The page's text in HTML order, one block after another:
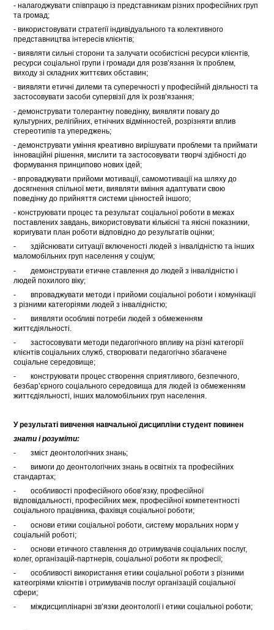
- налагоджувати співпрацю із представникам різних професійних груп
та громад;
- використовувати стратегії індивідуального та колективного
представництва інтересів клієнтів;
- виявляти сильні сторони та залучати особистісні ресурси клієнтів,
ресурси соціальної групи і громади для розв’язання їх проблем,
виходу зі складних життєвих обставин;
- виявляти етичні дилеми та суперечності у професійній діяльності та
застосовувати засоби супервізії для їх розв’язання;
- демонструвати толерантну поведінку, виявляти повагу до
культурних, релігійних, етнічних відмінностей, розрізняти вплив
стереотипів та упереджень;
- демонструвати уміння креативно вирішувати проблеми та приймати
інноваційні рішення, мислити та застосовувати творчі здібності до
формування принципово нових ідей;
- впроваджувати прийоми мотивації, самомотивації на шляху до
досягнення спільної мети, виявляти вміння адаптувати свою
поведінку до прийняття системи цінностей іншого;
- конструювати процес та результат соціальної роботи в межах
поставлених завдань, використовувати кількісні та якісні показники,
коригувати план роботи відповідно до результатів оцінки;
- здійснювати ситуації включеності людей з інвалідністю та інших
маломобільних груп населення у соціум;
- демонструвати етичне ставлення до людей з інвалідністю і
людей похилого віку;
- впроваджувати методи і прийоми соціальної роботи і комунікації
з різними категоріями людей з інвалідністю;
- виявляти особливі потреби людей з обмеженням
життєдіяльності.
- застосовувати методи педагогічного впливу на різні категорії
клієнтів соціальних служб, створювати педагогічно збагачене
соціальне середовище;
- конструювати процес створення сприятливого, безпечного,
безбар’єрного соціального середовища для людей із обмеженням
життєдіяльності, інших маломобільних груп населення.
У результаті вивчення навчальної дисципліни студент повинен
знати і розуміти:
- зміст деонтологічних знань;
- вимоги до деонтологічних знань в освітніх та професійних
стандартах;
- особливості професійного обов’язку, професійної
відповідальності, професійних меж, професійної компетентності
соціального працівника, фахівця соціальної роботи;
- основи етики соціальної роботи, систему моральних норм у
соціальній роботі;
- основи етичного ставлення до отримувачів соціальних послуг,
колег, організацій-партнерів, соціальної роботи як професії;
- особливості використання етики соціальної роботи з різними
катеогріями клієнтів і отримувачів послуг організацій соціальної
сфери;
- міждисциплінарні зв’язки деонтології і етики соціальної роботи;